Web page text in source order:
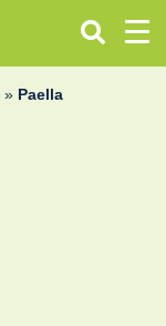
» Paella